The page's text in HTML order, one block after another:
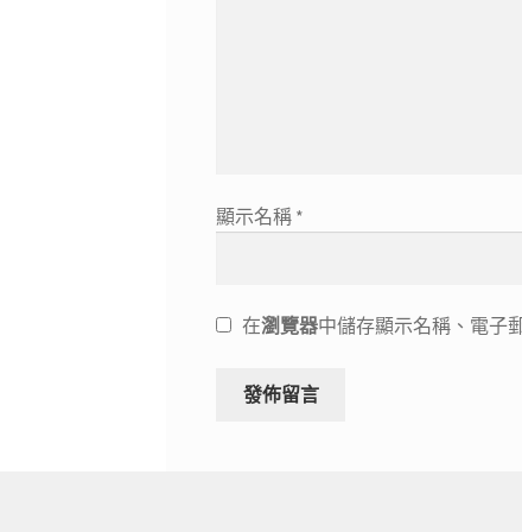
顯示名稱 *
在瀏覽器中儲存顯示名稱、電子